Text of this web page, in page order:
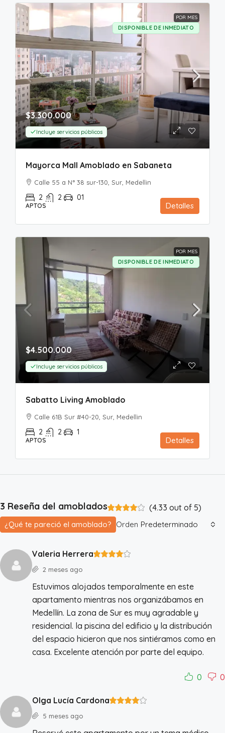
POR MES
DISPONIBLE DE INMEDIATO
$3.300.000
Incluye servicios públicos
Mayorca Mall Amoblado en Sabaneta
Calle 55 a N° 38 sur-130, Sur, Medellin
2 2 01
APTOS Detalles
POR MES
DISPONIBLE DE INMEDIATO
$4.500.000
Incluye servicios públicos
Sabatto Living Amoblado
Calle 61B Sur #40-20, Sur, Medellin
2 2 1
APTOS Detalles
3 Reseña del amoblados (4.33 out of 5)
Orden Predeterminado
¿Qué te pareció el amoblado?
Valeria Herrera
2 meses ago
Estuvimos alojados temporalmente en este
apartamento mientras nos organizábamos en
Medellín. La zona de Sur es muy agradable y
residencial. la piscina del edificio y la distribución
del espacio hicieron que nos sintiéramos como en
casa. Excelente atención por parte del equipo.
0 0
Olga Lucía Cardona
5 meses ago